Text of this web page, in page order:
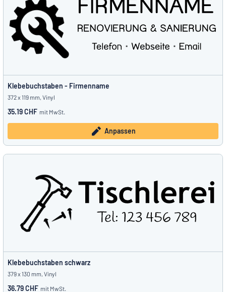
Klebebuchstaben - Firmenname
372 x 119 mm, Vinyl
35.19 CHF mit MwSt.
Anpassen
Klebebuchstaben schwarz
379 x 130 mm, Vinyl
36.79 CHF mit MwSt.